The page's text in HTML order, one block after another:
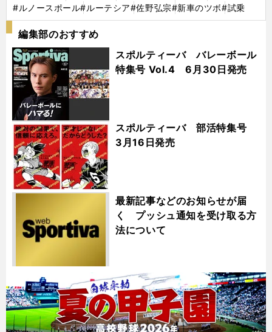
#ルノースポール#ルーテシア#佐野弘宗#新車のツボ#試乗
編集部のおすすめ
スポルティーバ バレーボール
特集号 Vol.4 6月30日発売
スポルティーバ 部活特集号
3月16日発売
最新記事などのお知らせが届
く プッシュ通知を受け取る方
法について